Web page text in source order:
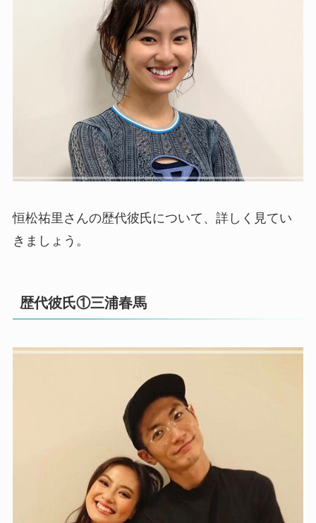
恒松祐里さんの歴代彼氏について、詳しく見てい
きましょう。
歴代彼氏①三浦春馬